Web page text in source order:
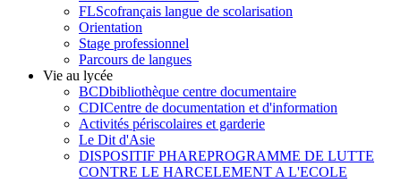
FLScofrançais langue de scolarisation
Orientation
Stage professionnel
Parcours de langues
Vie au lycée
BCDbibliothèque centre documentaire
CDICentre de documentation et d'information
Activités périscolaires et garderie
Le Dit d'Asie
DISPOSITIF PHAREPROGRAMME DE LUTTE
CONTRE LE HARCELEMENT A L'ECOLE